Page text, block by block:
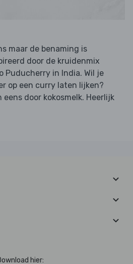
maar de benaming is
door de kruidenmix
Puducherry in India. Wil je
op een curry laten lijken?
eens door kokosmelk. Heerlijk
hier: